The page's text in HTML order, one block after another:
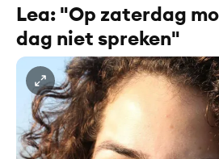
Lea: "Op zaterdag
dag niet spreken"